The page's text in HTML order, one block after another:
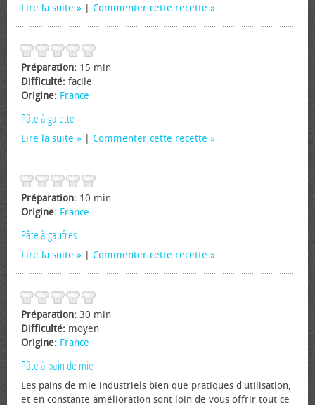
Lire la suite Commenter cette recette
Préparation: 15 min
Difficulté: facile
Origine: France
Pâte à galette
Lire la suite Commenter cette recette
Préparation: 10 min
Origine: France
Pâte à gaufres
Lire la suite Commenter cette recette
Préparation: 30 min
Difficulté: moyen
Origine: France
Pâte à pain de mie
Les pains de mie industriels bien que pratiques d'utilisation,
et en constante amélioration sont loin de vous offrir tout ce